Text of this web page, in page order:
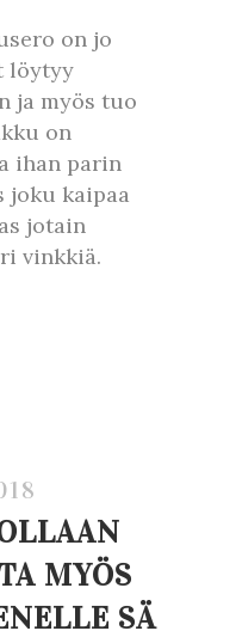
on jo
löytyy
ja myös tuo
on
ihan parin
joku kaipaa
jotain
vinkkiä.
MYÖS
SÄ